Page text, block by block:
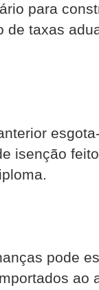
para
de taxas
isenção
pode
ao